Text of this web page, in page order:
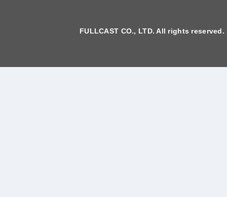
FULLCAST CO., LTD. All rights reserved.